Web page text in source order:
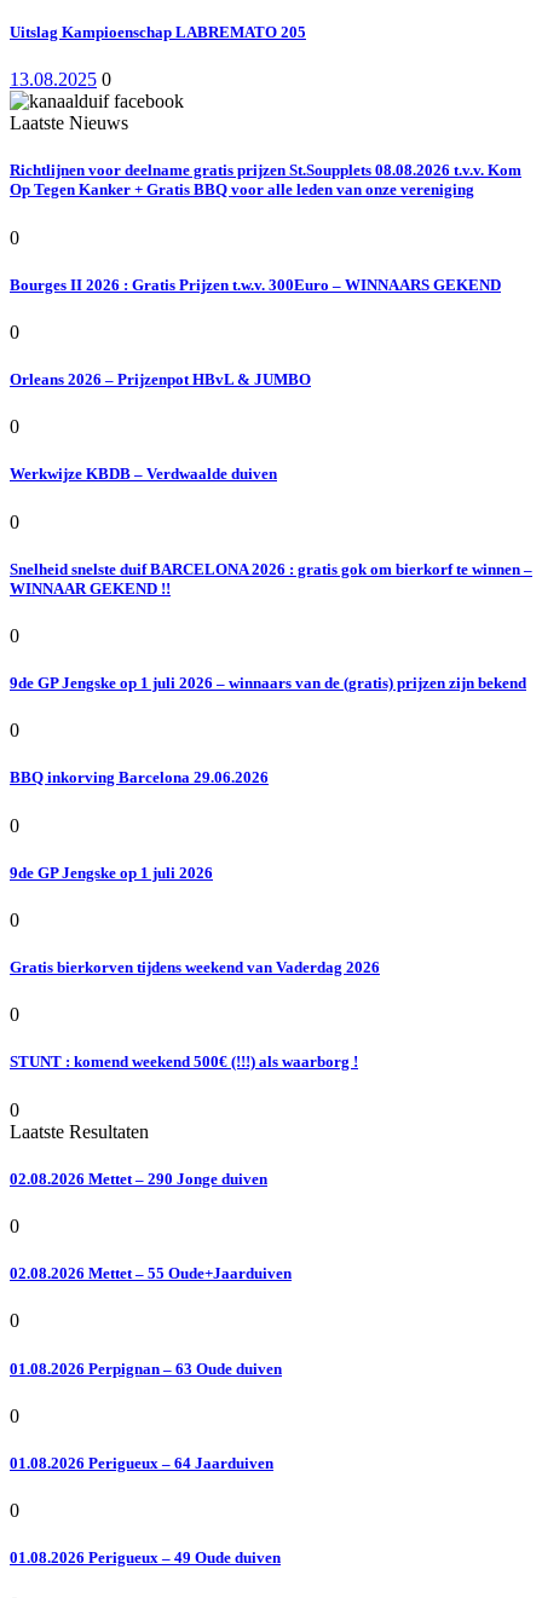
Uitslag Kampioenschap LABREMATO 205
13.08.2025 0
Laatste Nieuws
Richtlijnen voor deelname gratis prijzen St.Soupplets 08.08.2026 t.v.v. Kom
Op Tegen Kanker + Gratis BBQ voor alle leden van onze vereniging
0
Bourges II 2026 : Gratis Prijzen t.w.v. 300Euro – WINNAARS GEKEND
0
Orleans 2026 – Prijzenpot HBvL & JUMBO
0
Werkwijze KBDB – Verdwaalde duiven
0
Snelheid snelste duif BARCELONA 2026 : gratis gok om bierkorf te winnen –
WINNAAR GEKEND !!
0
9de GP Jengske op 1 juli 2026 – winnaars van de (gratis) prijzen zijn bekend
0
BBQ inkorving Barcelona 29.06.2026
0
9de GP Jengske op 1 juli 2026
0
Gratis bierkorven tijdens weekend van Vaderdag 2026
0
STUNT : komend weekend 500€ (!!!) als waarborg !
0
Laatste Resultaten
02.08.2026 Mettet – 290 Jonge duiven
0
02.08.2026 Mettet – 55 Oude+Jaarduiven
0
01.08.2026 Perpignan – 63 Oude duiven
0
01.08.2026 Perigueux – 64 Jaarduiven
0
01.08.2026 Perigueux – 49 Oude duiven